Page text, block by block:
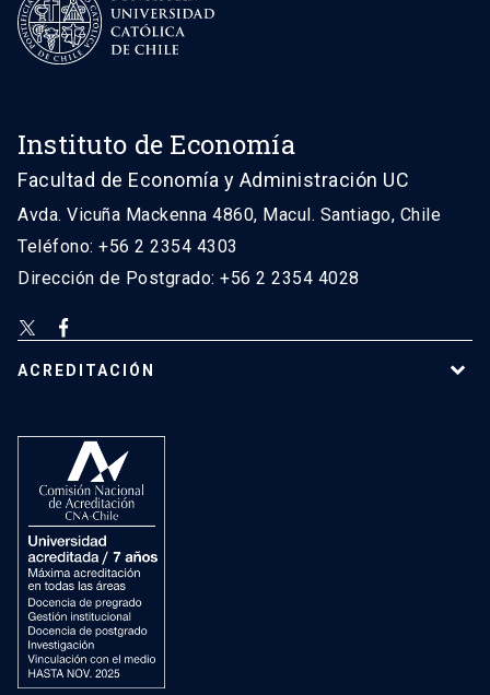
Instituto de Economía
Facultad de Economía y Administración UC
Avda. Vicuña Mackenna 4860, Macul. Santiago, Chile
Teléfono: +56 2 2354 4303
Dirección de Postgrado: +56 2 2354 4028
ACREDITACIÓN